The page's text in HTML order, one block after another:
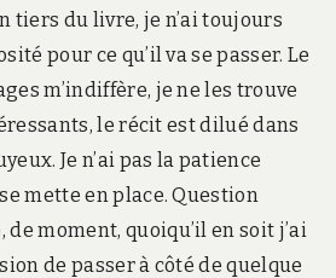
tiers du livre, je n’ai toujours
pour ce qu’il va se passer. Le
m’indiffère, je ne les trouve
le récit est dilué dans
Je n’ai pas la patience
mette en place. Question
moment, quoiqu’il en soit j’ai
de passer à côté de quelque